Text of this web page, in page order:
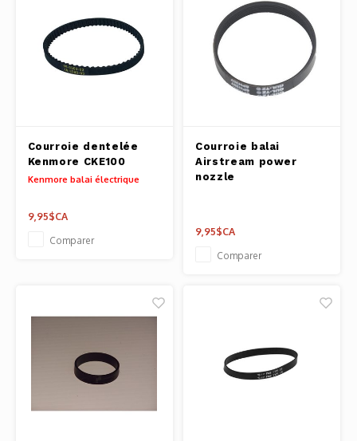
Courroie dentelée
Kenmore CKE100
Kenmore balai électrique
9,95$CA
Comparer
Courroie balai
Airstream power
nozzle
9,95$CA
Comparer